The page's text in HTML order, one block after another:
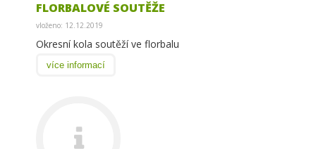
FLORBALOVÉ SOUTĚŽE
vloženo: 12.12.2019
Okresní kola soutěží ve florbalu
více informací